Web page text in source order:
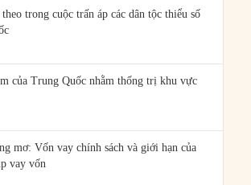
trong cuộc trấn áp các dân tộc thiểu số
của Trung Quốc nhằm thống trị khu vực
mơ: Vốn vay chính sách và giới hạn của
vay vốn